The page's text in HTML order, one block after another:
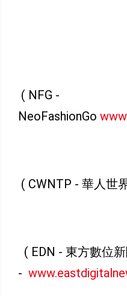
( NFG -
NeoFashionGo
( CWNTP - 華人世
( EDN - 東方數位
-